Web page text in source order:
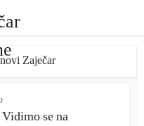
Zaječar
se na